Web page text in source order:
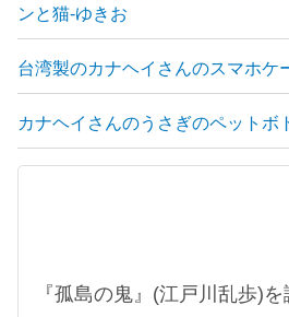
ンと猫-ゆきお
台湾製のカナヘイさんのスマホケ
カナヘイさんのうさぎのペットボ
『孤島の鬼』(江戸川乱歩)